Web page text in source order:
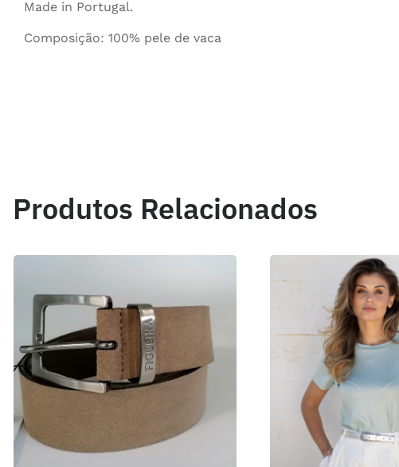
Made in Portugal.
Composição: 100% pele de vaca
Produtos Relacionados